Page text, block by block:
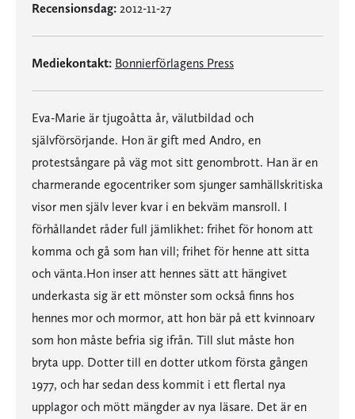
Recensionsdag: 2012-11-27
Mediekontakt: Bonnierförlagens Press
Eva-Marie är tjugoåtta år, välutbildad och
självförsörjande. Hon är gift med Andro, en
protestsångare på väg mot sitt genombrott. Han är en
charmerande egocentriker som sjunger samhällskritiska
visor men själv lever kvar i en bekväm mansroll. I
förhållandet råder full jämlikhet: frihet för honom att
komma och gå som han vill; frihet för henne att sitta
och vänta.Hon inser att hennes sätt att hängivet
underkasta sig är ett mönster som också finns hos
hennes mor och mormor, att hon bär på ett kvinnoarv
som hon måste befria sig ifrån. Till slut måste hon
bryta upp. Dotter till en dotter utkom första gången
1977, och har sedan dess kommit i ett flertal nya
upplagor och mött mängder av nya läsare. Det är en